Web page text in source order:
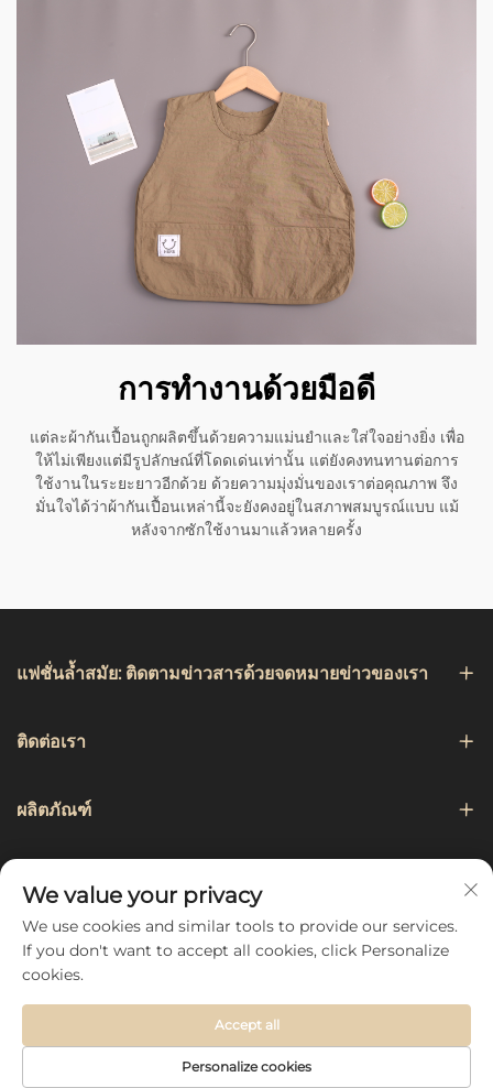
การทํางานด้วยมือดี
แต่ละผ้ากันเปื้อนถูกผลิตขึ้นด้วยความแม่นยำและใส่ใจอย่างยิ่ง เพื่อ
ให้ไม่เพียงแต่มีรูปลักษณ์ที่โดดเด่นเท่านั้น แต่ยังคงทนทานต่อการ
ใช้งานในระยะยาวอีกด้วย ด้วยความมุ่งมั่นของเราต่อคุณภาพ จึง
มั่นใจได้ว่าผ้ากันเปื้อนเหล่านี้จะยังคงอยู่ในสภาพสมบูรณ์แบบ แม้
หลังจากซักใช้งานมาแล้วหลายครั้ง
แฟชั่นล้ำสมัย: ติดตามข่าวสารด้วยจดหมายข่าวของเรา
ติดต่อเรา
ผลิตภัณฑ์
ติดตามเรา
Copyright © 2026 by Hebei Chengji Textile Co., Ltd -
ความเป็นส่วนตัว
We value your privacy
We use cookies and similar tools to provide our services.
If you don't want to accept all cookies, click Personalize
cookies.
Personalize cookies
Accept all